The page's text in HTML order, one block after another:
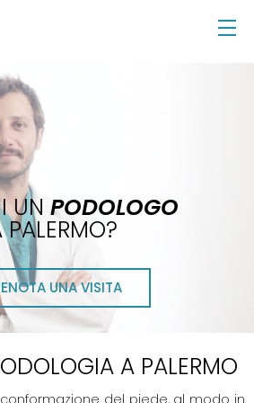
UN PODOLOGO
PALERMO?
UNA VISITA
A PALERMO
del piede, al modo in